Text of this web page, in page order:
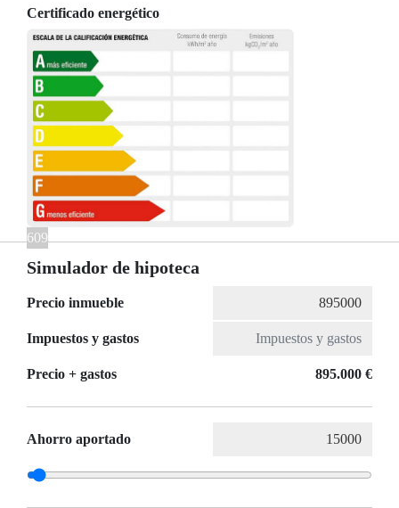
Certificado energético
509
60
Simulador de hipoteca
Precio inmueble
Impuestos y gastos
Precio + gastos 895.000 €
Ahorro aportado